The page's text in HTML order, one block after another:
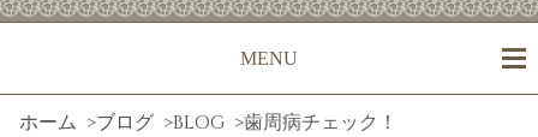
MENU
ホーム >ブログ >BLOG >歯周病チェック！